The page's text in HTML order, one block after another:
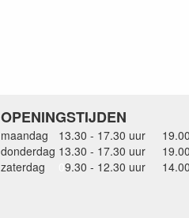
OPENINGSTIJDEN
maandag 13.30 - 17.30 uur
donderdag 13.30 - 17.30 uur
zaterdag
9.30 - 12.30 uur